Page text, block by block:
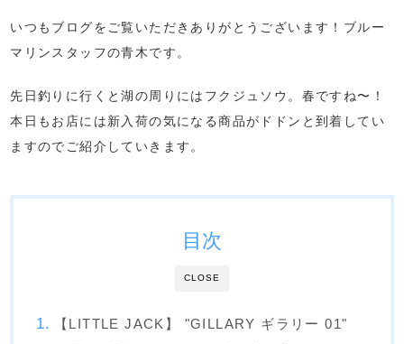
いつもブログをご覧いただきありがとうございます！ブルー
マリンスタッフの青木です。
先日釣りに行くと湖の周りにはフクジュソウ。春ですね〜！
本日もお店には新入荷の気になる商品がドドンと到着してい
ますのでご紹介していきます。
CLOSE
目次
【LITTLE JACK】 "GILLARY ギラリー 01"